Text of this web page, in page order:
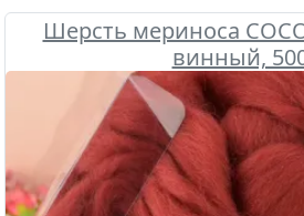
Шерсть мериноса
винный,